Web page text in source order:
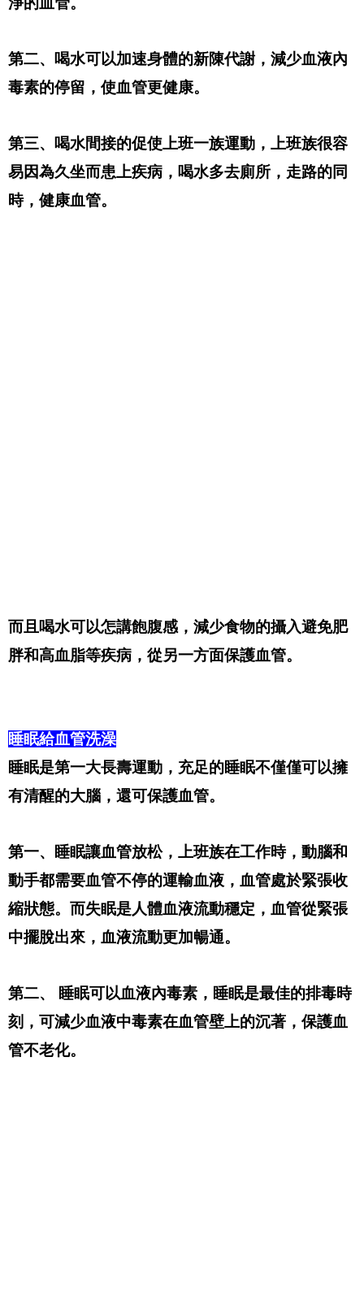
第二、喝水可以加速身體的新陳代謝，減少血液內
毒素的停留，使血管更健康。
第三、喝水間接的促使上班一族運動，上班族很容
易因為久坐而患上疾病，喝水多去廁所，走路的同
時，健康血管。
而且喝水可以怎講飽腹感，減少食物的攝入避免肥
胖和高血脂等疾病，從另一方面保護血管。
睡眠給血管洗澡
睡眠是第一大長壽運動，充足的睡眠不僅僅可以擁
有清醒的大腦，還可保護血管。
第一、睡眠讓血管放松，上班族在工作時，動腦和
動手都需要血管不停的運輸血液，血管處於緊張收
縮狀態。而失眠是人體血液流動穩定，血管從緊張
中擺脫出來，血液流動更加暢通。
第二、 睡眠可以血液內毒素，睡眠是最佳的排毒時
刻，可減少血液中毒素在血管壁上的沉著，保護血
管不老化。